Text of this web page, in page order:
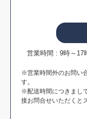
営業時間 : 9時～17
※営業時間外のお問い
す。
※配送時間につきまし
接お問合せいただくと